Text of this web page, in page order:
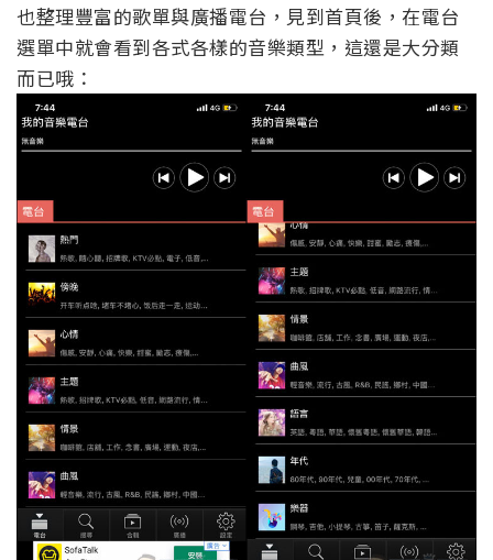
也整理豐富的歌單與廣播電台，見到首頁後，在電台
選單中就會看到各式各樣的音樂類型，這還是大分類
而已哦：